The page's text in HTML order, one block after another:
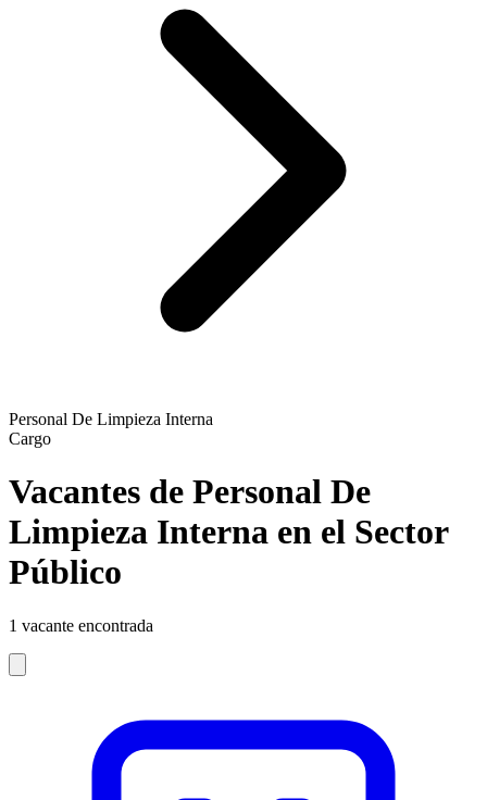
Personal De Limpieza Interna
Cargo
Vacantes de Personal De
Limpieza Interna en el Sector
Público
1 vacante encontrada